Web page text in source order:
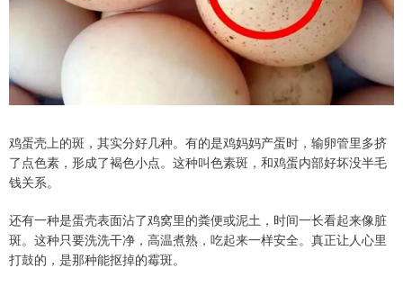
鸡蛋壳上的斑，其实分好几种。有的是鸡妈妈产蛋时，输卵管里多挤
了点色素，形成了褐色小点。这种叫色素斑，和鸡蛋内部好坏没半毛
钱关系。
还有一种是蛋壳表面沾了鸡窝里的粪便或泥土，时间一长看起来像脏
斑。这种只要洗洗干净，高温煮熟，吃起来一样安全。真正让人心里
打鼓的，是那种能抠掉的霉斑。